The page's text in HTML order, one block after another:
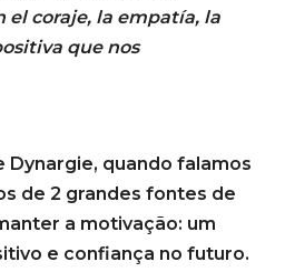
el coraje, la empatía, la
que nos
Dynargie, quando falamos
de 2 grandes fontes de
a motivação: um
e confiança no futuro.